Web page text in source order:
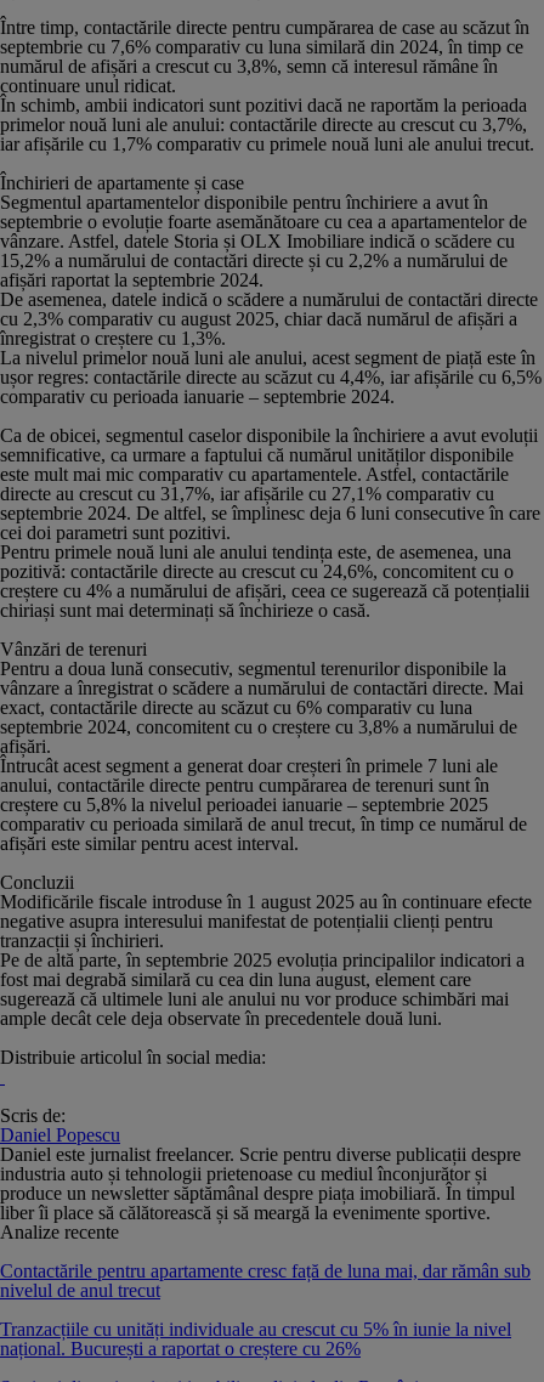
Între timp, contactările directe pentru cumpărarea de case au scăzut în
septembrie cu 7,6% comparativ cu luna similară din 2024, în timp ce
numărul de afișări a crescut cu 3,8%, semn că interesul rămâne în
continuare unul ridicat.
În schimb, ambii indicatori sunt pozitivi dacă ne raportăm la perioada
primelor nouă luni ale anului: contactările directe au crescut cu 3,7%,
iar afișările cu 1,7% comparativ cu primele nouă luni ale anului trecut.
Închirieri de apartamente și case
Segmentul apartamentelor disponibile pentru închiriere a avut în
septembrie o evoluție foarte asemănătoare cu cea a apartamentelor de
vânzare. Astfel, datele Storia și OLX Imobiliare indică o scădere cu
15,2% a numărului de contactări directe și cu 2,2% a numărului de
afișări raportat la septembrie 2024.
De asemenea, datele indică o scădere a numărului de contactări directe
cu 2,3% comparativ cu august 2025, chiar dacă numărul de afișări a
înregistrat o creștere cu 1,3%.
La nivelul primelor nouă luni ale anului, acest segment de piață este în
ușor regres: contactările directe au scăzut cu 4,4%, iar afișările cu 6,5%
comparativ cu perioada ianuarie – septembrie 2024.
Ca de obicei, segmentul caselor disponibile la închiriere a avut evoluții
semnificative, ca urmare a faptului că numărul unităților disponibile
este mult mai mic comparativ cu apartamentele. Astfel, contactările
directe au crescut cu 31,7%, iar afișările cu 27,1% comparativ cu
septembrie 2024. De altfel, se împlinesc deja 6 luni consecutive în care
cei doi parametri sunt pozitivi.
Pentru primele nouă luni ale anului tendința este, de asemenea, una
pozitivă: contactările directe au crescut cu 24,6%, concomitent cu o
creștere cu 4% a numărului de afișări, ceea ce sugerează că potențialii
chiriași sunt mai determinați să închirieze o casă.
Vânzări de terenuri
Pentru a doua lună consecutiv, segmentul terenurilor disponibile la
vânzare a înregistrat o scădere a numărului de contactări directe. Mai
exact, contactările directe au scăzut cu 6% comparativ cu luna
septembrie 2024, concomitent cu o creștere cu 3,8% a numărului de
afișări.
Întrucât acest segment a generat doar creșteri în primele 7 luni ale
anului, contactările directe pentru cumpărarea de terenuri sunt în
creștere cu 5,8% la nivelul perioadei ianuarie – septembrie 2025
comparativ cu perioada similară de anul trecut, în timp ce numărul de
afișări este similar pentru acest interval.
Concluzii
Modificările fiscale introduse în 1 august 2025 au în continuare efecte
negative asupra interesului manifestat de potențialii clienți pentru
tranzacții și închirieri.
Pe de altă parte, în septembrie 2025 evoluția principalilor indicatori a
fost mai degrabă similară cu cea din luna august, element care
sugerează că ultimele luni ale anului nu vor produce schimbări mai
ample decât cele deja observate în precedentele două luni.
Distribuie articolul în social media:
Scris de:
Daniel Popescu
Daniel este jurnalist freelancer. Scrie pentru diverse publicații despre
industria auto și tehnologii prietenoase cu mediul înconjurător și
produce un newsletter săptămânal despre piața imobiliară. În timpul
liber îi place să călătorească și să meargă la evenimente sportive.
Analize recente
Contactările pentru apartamente cresc față de luna mai, dar rămân sub
nivelul de anul trecut
Tranzacțiile cu unități individuale au crescut cu 5% în iunie la nivel
național. București a raportat o creștere cu 26%